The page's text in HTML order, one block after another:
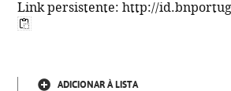
Link persistente: http://
ADICIONAR À LISTA